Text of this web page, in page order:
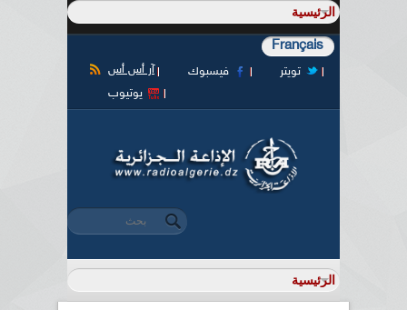
Français
آر أس أس فيسبوك
تويتر
يوتيوب
استمارة البحث
‏بحث ‏